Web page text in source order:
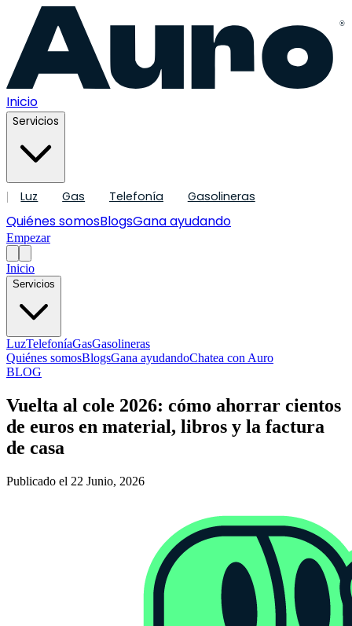
®
Inicio
Servicios
| Luz Gas Telefonía Gasolineras
Quiénes somosBlogsGana ayudando
Empezar
Inicio
Servicios
LuzTelefoníaGasGasolineras
Quiénes somosBlogsGana ayudandoChatea con Auro
BLOG
Vuelta al cole 2026: cómo ahorrar cientos
de euros en material, libros y la factura
de casa
Publicado el 22 Junio, 2026